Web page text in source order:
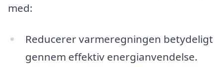
med:
Reducerer varmeregningen betydeligt
gennem effektiv energianvendelse.